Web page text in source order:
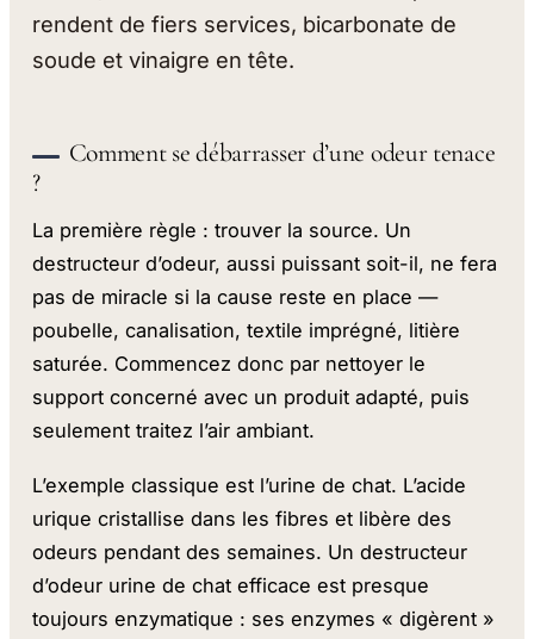
rendent de fiers services, bicarbonate de
soude et vinaigre en tête.
Comment se débarrasser d’une odeur tenace
?
La première règle : trouver la source. Un
destructeur d’odeur, aussi puissant soit-il, ne fera
pas de miracle si la cause reste en place —
poubelle, canalisation, textile imprégné, litière
saturée. Commencez donc par nettoyer le
support concerné avec un produit adapté, puis
seulement traitez l’air ambiant.
L’exemple classique est l’urine de chat. L’acide
urique cristallise dans les fibres et libère des
odeurs pendant des semaines. Un destructeur
d’odeur urine de chat efficace est presque
toujours enzymatique : ses enzymes « digèrent »